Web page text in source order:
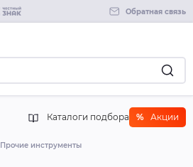
Обратная связь
Каталоги подбора % Акции
Прочие инструменты